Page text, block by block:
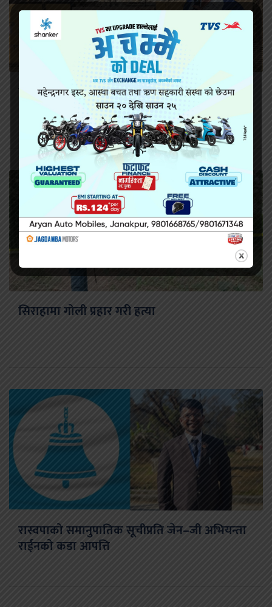
सिरहा कारागारको अवस्थाबारे राईनको गम्भीर प्रश्न
सिराहामा गोली प्रहार गरी हत्या
रास्वपाको समानुपातिक सूचीप्रति जेन–जी अभियन्ता
राईनको कडा आपत्ति